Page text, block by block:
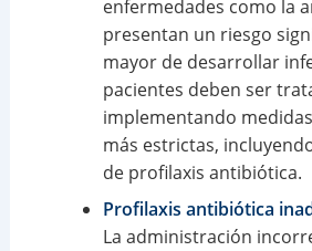
enfermedades como la
presentan un riesgo
mayor de desarrollar
pacientes deben ser
implementando
más estrictas,
de profilaxis antibiótica.
Profilaxis antibiótica
La administración